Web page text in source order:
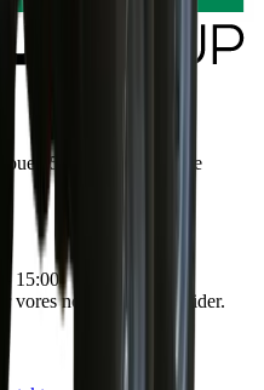
5 2640 Hedehusene
- 15:00
vores normale åbningstider.